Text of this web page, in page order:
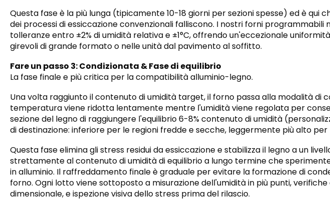
Questa fase è la più lunga (tipicamente 10-18 giorni per sezioni spesse) ed è qui
dei processi di essiccazione convenzionali falliscono. I nostri forni programmabili
tolleranze entro ±2% di umidità relativa e ±1°C, offrendo un'eccezionale
girevoli di grande formato o nelle unità dal pavimento al soffitto.
Fare un passo 3: Condizionata & Fase di equilibrio
La fase finale e più critica per la compatibilità alluminio-legno.
Una volta raggiunto il contenuto di umidità target, il forno passa alla modalità di
temperatura viene ridotta lentamente mentre l'umidità viene regolata per
sezione del legno di raggiungere l'equilibrio 6-8% contenuto di umidità
di destinazione: inferiore per le regioni fredde e secche, leggermente più alto
Questa fase elimina gli stress residui da essiccazione e stabilizza il legno a un
strettamente al contenuto di umidità di equilibrio a lungo termine che
in alluminio. Il raffreddamento finale è graduale per evitare la formazione di
forno. Ogni lotto viene sottoposto a misurazione dell'umidità in più punti,
dimensionale, e ispezione visiva dello stress prima del rilascio.